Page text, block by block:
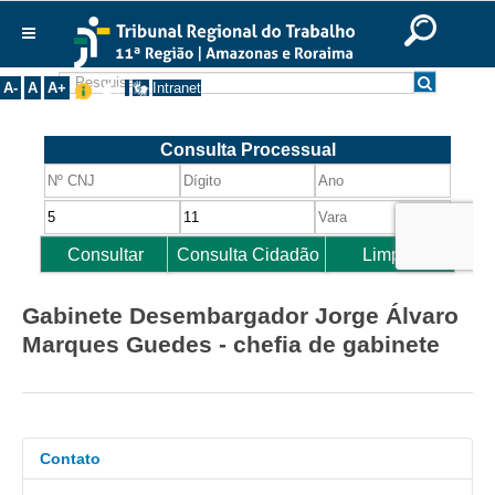
Ir para o rodapé
English
Português Español
A- A A+ Intranet
Institucional
Corregedoria
Composição
Desembargadores
Turmas
Juízes Manaus
Gabinete Desembargador Jorge Álvaro
Marques Guedes - chefia de gabinete
Contato